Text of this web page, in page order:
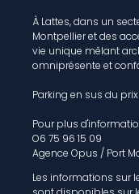
À Lattes, dans un
Montpellier et des
vie unique mêlant
omniprésente et
Parking en sus du
Pour plus
O6 75 96 15 09
Agence Opus / Port
Les informations sur